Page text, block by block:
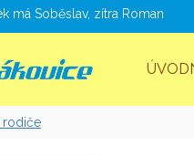
má Soběslav, zítra Roman
rodiče